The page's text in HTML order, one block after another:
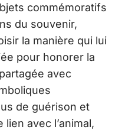
commémoratifs
du souvenir,
la manière qui lui
pour honorer la
avec
de guérison et
avec l’animal,